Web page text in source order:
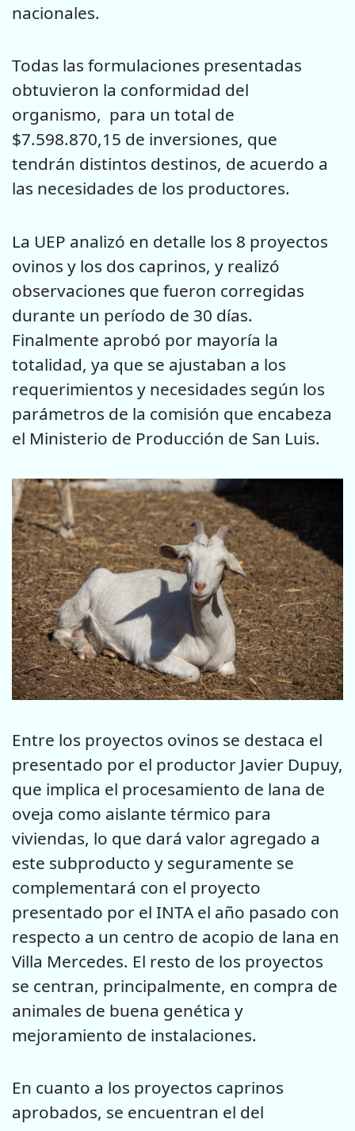
nacionales.
Todas las formulaciones presentadas
obtuvieron la conformidad del
organismo, para un total de
$7.598.870,15 de inversiones, que
tendrán distintos destinos, de acuerdo a
las necesidades de los productores.
La UEP analizó en detalle los 8 proyectos
ovinos y los dos caprinos, y realizó
observaciones que fueron corregidas
durante un período de 30 días.
Finalmente aprobó por mayoría la
totalidad, ya que se ajustaban a los
requerimientos y necesidades según los
parámetros de la comisión que encabeza
el Ministerio de Producción de San Luis.
Entre los proyectos ovinos se destaca el
presentado por el productor Javier Dupuy,
que implica el procesamiento de lana de
oveja como aislante térmico para
viviendas, lo que dará valor agregado a
este subproducto y seguramente se
complementará con el proyecto
presentado por el INTA el año pasado con
respecto a un centro de acopio de lana en
Villa Mercedes. El resto de los proyectos
se centran, principalmente, en compra de
animales de buena genética y
mejoramiento de instalaciones.
En cuanto a los proyectos caprinos
aprobados, se encuentran el del